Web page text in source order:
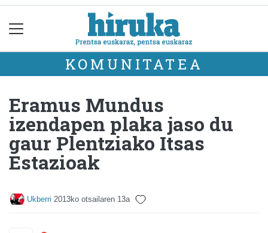
KOMUNITATEA
Eramus Mundus
izendapen plaka jaso du
gaur Plentziako Itsas
Estazioak
Ukberri 2013ko otsailaren 13a